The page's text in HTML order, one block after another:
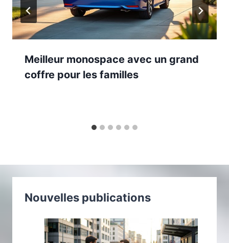
Meilleur monospace avec un grand
coffre pour les familles
Nouvelles publications